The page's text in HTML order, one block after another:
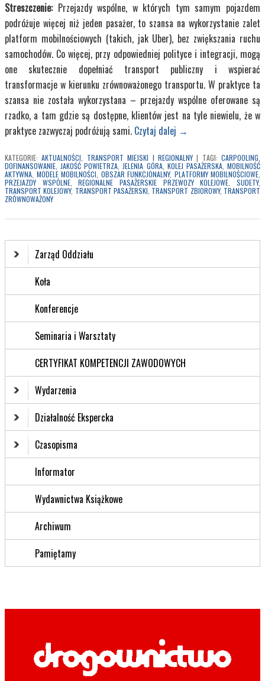
Streszczenie:Przejazdy wspólne, w których tym samym pojazdem
podróżuje więcej niż jeden pasażer, to szansa na wykorzystanie zalet
platform mobilnościowych (takich, jak Uber), bez zwiększania ruchu
samochodów. Co więcej, przy odpowiedniej polityce i integracji, mogą
one skutecznie dopełniać transport publiczny i wspierać
transformacje w kierunku zrównoważonego transportu. W praktyce ta
szansa nie została wykorzystana – przejazdy wspólne oferowane są
rzadko, a tam gdzie są dostępne, klientów jest na tyle niewielu, że w
praktyce zazwyczaj podróżują sami. Czytaj dalej →
KATEGORIE: AKTUALNOŚCI TRANSPORT MIEJSKI I REGIONALNY | TAGI: CARPOOLING
DOFINANSOWANIE JAKOŚĆ POWIETRZA JELENIA GÓRA, KOLEJ PASAŻERSKA,MOBILNOŚĆ
AKTYWNA MODELE MOBILNOŚCI OBSZAR FUNKCJONALNY, PLATFORMY MOBILNOŚCIOWE
PRZEJAZDY WSPÓLNE,REGIONALNE PASAŻERSKIE PRZEWOZY KOLEJOWE ,SUDETY,
TRANSPORT KOLEJOWY, TRANSPORT PASAŻERSKI TRANSPORT ZBIOROWY, TRANSPORT
ZRÓWNOWAŻONY
Zarząd Oddziału
Koła
Konferencje
Seminaria i Warsztaty
CERTYFIKAT KOMPETENCJI ZAWODOWYCH
Wydarzenia
Działalność Ekspercka
Czasopisma
Informator
Wydawnictwa Książkowe
Archiwum
Pamiętamy